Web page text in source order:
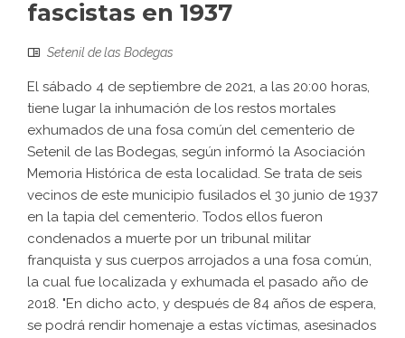
fascistas en 1937
Setenil de las Bodegas
El sábado 4 de septiembre de 2021, a las 20:00 horas,
tiene lugar la inhumación de los restos mortales
exhumados de una fosa común del cementerio de
Setenil de las Bodegas, según informó la Asociación
Memoria Histórica de esta localidad. Se trata de seis
vecinos de este municipio fusilados el 30 junio de 1937
en la tapia del cementerio. Todos ellos fueron
condenados a muerte por un tribunal militar
franquista y sus cuerpos arrojados a una fosa común,
la cual fue localizada y exhumada el pasado año de
2018. "En dicho acto, y después de 84 años de espera,
se podrá rendir homenaje a estas víctimas, asesinados